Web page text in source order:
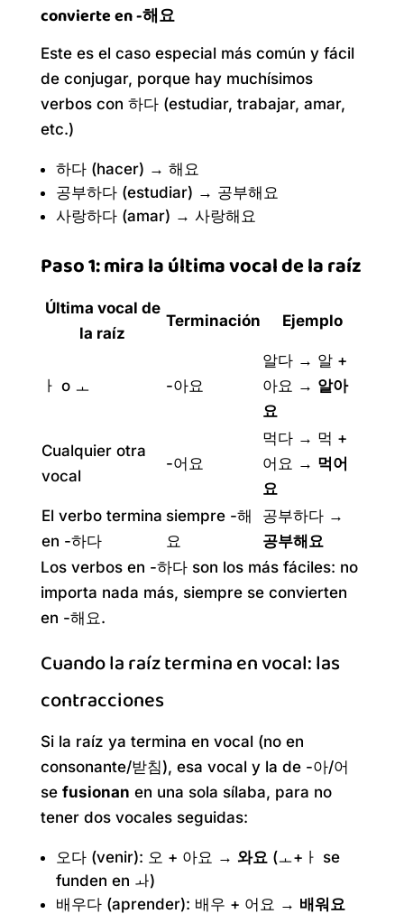
convierte en -해요
Este es el caso especial más común y fácil
de conjugar, porque hay muchísimos
verbos con 하다 (estudiar, trabajar, amar,
etc.)
하다 (hacer) → 해요
공부하다 (estudiar) → 공부해요
사랑하다 (amar) → 사랑해요
Paso 1: mira la última vocal de la raíz
Última vocal de
la raíz
Terminación Ejemplo
ㅏ o ㅗ -아요
알다 → 알 +
아요 → 알아
요
Cualquier otra
vocal
-어요
먹다 → 먹 +
어요 → 먹어
요
El verbo termina
en -하다
siempre -해
요
공부하다 →
공부해요
Los verbos en -하다 son los más fáciles: no
importa nada más, siempre se convierten
en -해요.
Cuando la raíz termina en vocal: las
contracciones
Si la raíz ya termina en vocal (no en
consonante/받침), esa vocal y la de -아/어
se fusionan en una sola sílaba, para no
tener dos vocales seguidas:
오다 (venir): 오 + 아요 → 와요 (ㅗ+ㅏ se
funden en ㅘ)
배우다 (aprender): 배우 + 어요 → 배워요